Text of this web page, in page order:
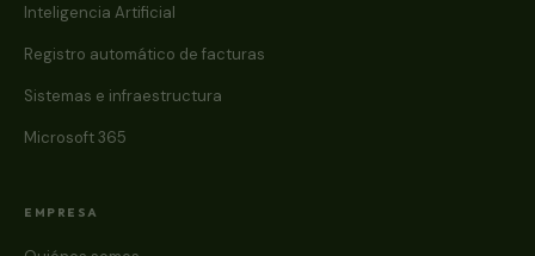
Inteligencia Artificial
Registro automático de facturas
Sistemas e infraestructura
Microsoft 365
EMPRESA